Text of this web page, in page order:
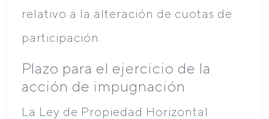
relativo a la alteración de cuotas de
participación.
Plazo para el ejercicio de la
acción de impugnación
La Ley de Propiedad Horizontal